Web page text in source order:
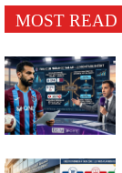
MOST READ